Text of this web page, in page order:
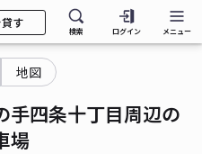
す
検索 ログイン メニュー
地図
手四条十丁目周辺の
場